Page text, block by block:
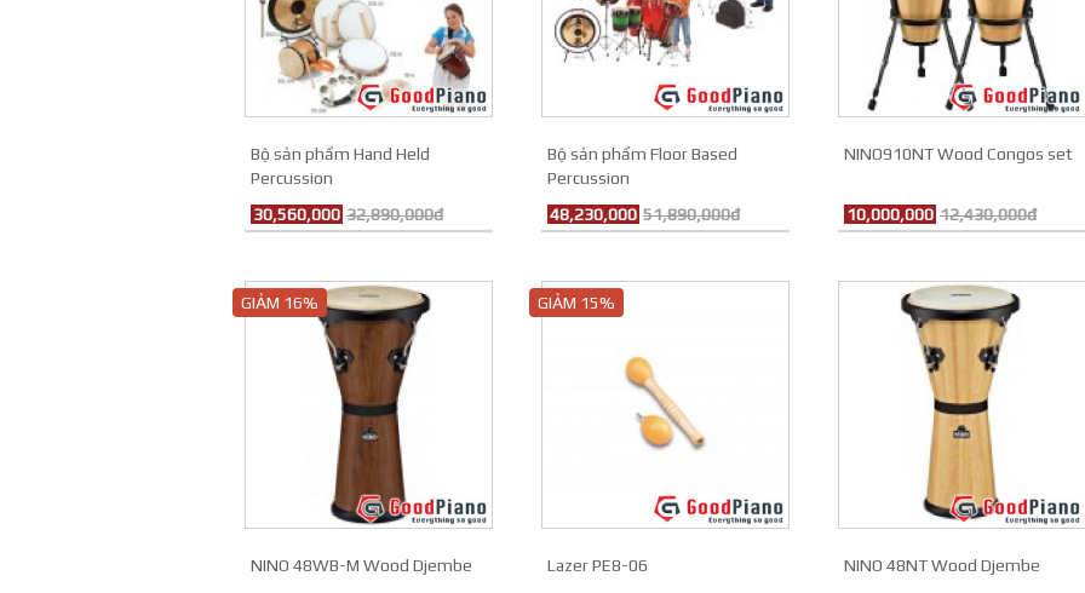
Bộ sản phẩm Hand Held
Percussion
30,560,000 32,890,000đ
Bộ sản phẩm Floor Based
Percussion
48,230,000 51,890,000đ
NINO910NT Wood Congos set
10,000,000 12,430,000đ
GIẢM 16%
NINO 48WB-M Wood Djembe
GIẢM 15%
Lazer PE8-06 NINO 48NT Wood Djembe